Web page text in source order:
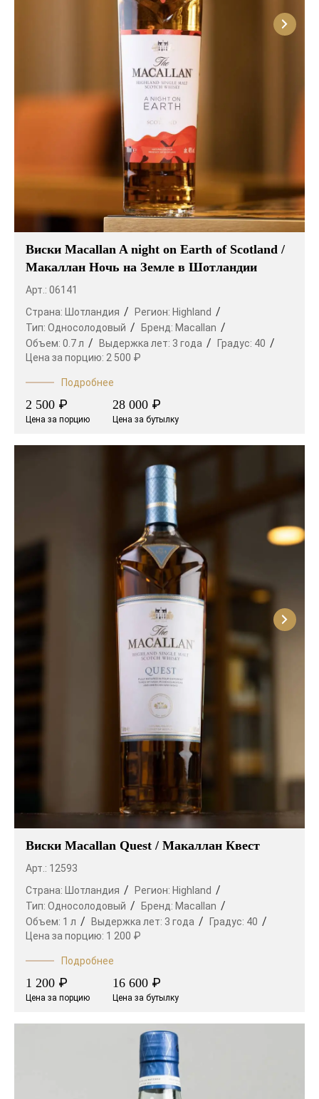
Виски Macallan A night on Earth of Scotland /
Макаллан Ночь на Земле в Шотландии
Арт.: 06141
Страна: Шотландия Регион: Highland
Тип: Односолодовый Бренд: Macallan
Объем: 0.7 л Выдержка лет: 3 года Градус: 40
Цена за порцию: 2 500 ₽
Подробнее
2 500 ₽
Цена за порцию
28 000 ₽
Цена за бутылку
Виски Macallan Quest / Макаллан Квест
Арт.: 12593
Страна:
Шотландия Регион: Highland
Тип: Односолодовый Бренд: Macallan
Объем: 1 л Выдержка лет: 3 года Градус: 40
Цена за порцию: 1 200 ₽
Подробнее
1 200 ₽
Цена за порцию
16 600 ₽
Цена за бутылку